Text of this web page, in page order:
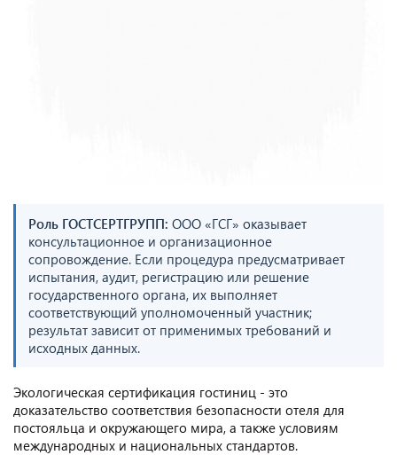
Роль ГОСТСЕРТГРУПП: ООО «ГСГ» оказывает
консультационное и организационное
сопровождение. Если процедура предусматривает
испытания, аудит, регистрацию или решение
государственного органа, их выполняет
соответствующий уполномоченный участник;
результат зависит от применимых требований и
исходных данных.
Экологическая сертификация гостиниц - это
доказательство соответствия безопасности отеля для
постояльца и окружающего мира, а также условиям
международных и национальных стандартов.